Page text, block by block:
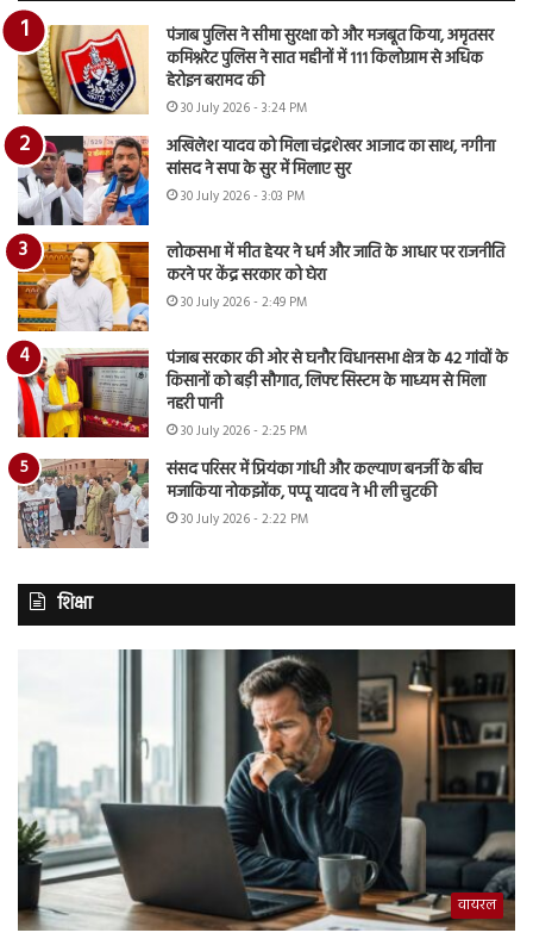
पंजाब पुलिस ने सीमा सुरक्षा को और मजबूत किया, अमृतसर
कमिश्नरेट पुलिस ने सात महीनों में 111 किलोग्राम से अधिक
हेरोइन बरामद की
30 July 2026 - 3:24 PM
अखिलेश यादव को मिला चंद्रशेखर आजाद का साथ, नगीना
सांसद ने सपा के सुर में मिलाए सुर
30 July 2026 - 3:03 PM
लोकसभा में मीत हेयर ने धर्म और जाति के आधार पर राजनीति
करने पर केंद्र सरकार को घेरा
30 July 2026 - 2:49 PM
पंजाब सरकार की ओर से घनौर विधानसभा क्षेत्र के 42 गांवों के
किसानों को बड़ी सौगात, लिफ्ट सिस्टम के माध्यम से मिला
नहरी पानी
30 July 2026 - 2:25 PM
संसद परिसर में प्रियंका गांधी और कल्याण बनर्जी के बीच
मजाकिया नोकझोंक, पप्पू यादव ने भी ली चुटकी
30 July 2026 - 2:22 PM
शिक्षा
वायरल